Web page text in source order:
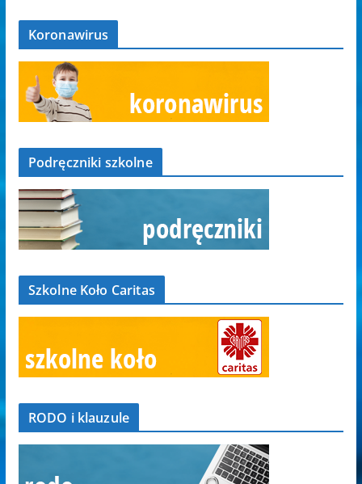
Koronawirus
Podręczniki szkolne
Szkolne Koło Caritas
RODO i klauzule